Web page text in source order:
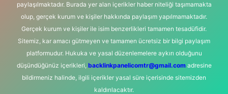
paylaşılmaktadır. Burada yer alan içerikler haber niteliği taşımamakta
olup, gerçek kurum ve kişiler hakkında paylaşım yapılmamaktadır.
Gerçek kurum ve kişiler ile isim benzerlikleri tamamen tesadüfidir.
Sitemiz, kar amacı gütmeyen ve tamamen ücretsiz bir bilgi paylaşım
platformudur. Hukuka ve yasal düzenlemelere aykırı olduğunu
düşündüğünüz içerikleri, backlinkpanelicomtr@gmail.comadresine
bildirmeniz halinde, ilgili içerikler yasal süre içerisinde sitemizden
kaldırılacaktır.